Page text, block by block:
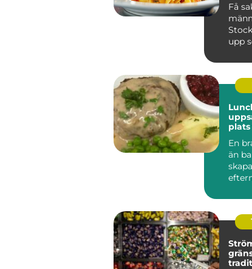
Få
upp
uppsala
En
än